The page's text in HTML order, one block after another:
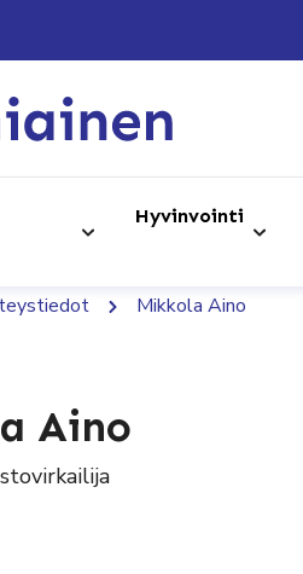
Hyvinvointi
Mikkola Aino
Aino